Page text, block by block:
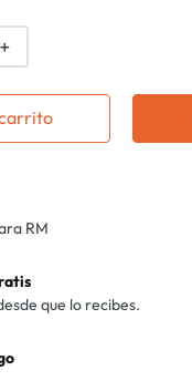
＋
RM
que lo recibes.